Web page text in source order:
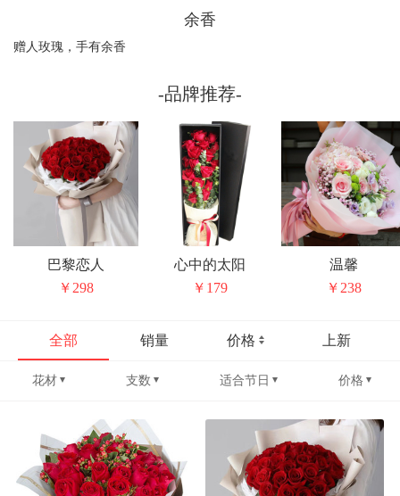
余香
赠人玫瑰，手有余香
-品牌推荐-
巴黎恋人
￥298
心中的太阳
￥179
温馨
￥238
全部 销量 价格 上新
花材 支数 适合节日 价格